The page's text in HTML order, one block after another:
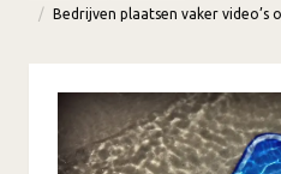
Bedrijven plaatsen vaker video’s